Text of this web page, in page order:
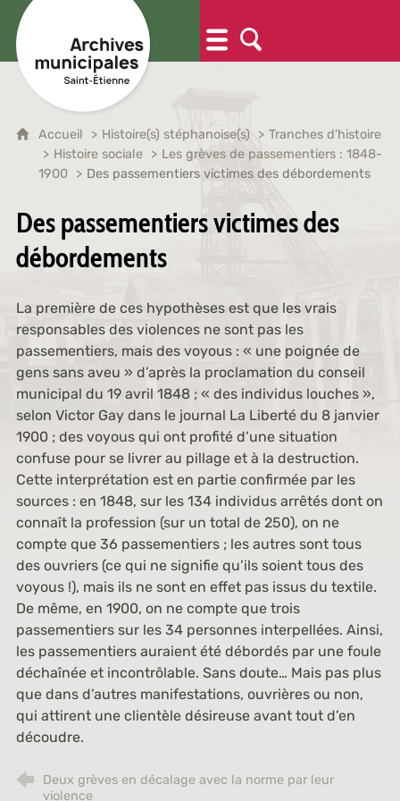
Accueil Histoire(s) stéphanoise(s)
Tranches d'histoire
Histoire sociale
Les grèves de passementiers : 1848-
1900
Des passementiers victimes des débordements
Des passementiers victimes des
débordements
La première de ces hypothèses est que les vrais
responsables des violences ne sont pas les
passementiers, mais des voyous : « une poignée de
gens sans aveu » d’après la proclamation du conseil
municipal du 19 avril 1848 ; « des individus louches »,
selon Victor Gay dans le journal La Libertédu 8 janvier
1900 ; des voyous qui ont profité d’une situation
confuse pour se livrer au pillage et à la destruction.
Cette interprétation est en partie confirmée par les
sources : en 1848, sur les 134 individus arrêtés dont on
connaît la profession (sur un total de 250), on ne
compte que 36 passementiers ; les autres sont tous
des ouvriers (ce qui ne signifie qu’ils soient tous des
voyous !), mais ils ne sont en effet pas issus du textile.
De même, en 1900, on ne compte que trois
passementiers sur les 34 personnes interpellées. Ainsi,
les passementiers auraient été débordés par une foule
déchaînée et incontrôlable. Sans doute… Mais pas plus
que dans d’autres manifestations, ouvrières ou non,
qui attirent une clientèle désireuse avant tout d’en
découdre.
Deux grèves en décalage avec la norme par leur
violence